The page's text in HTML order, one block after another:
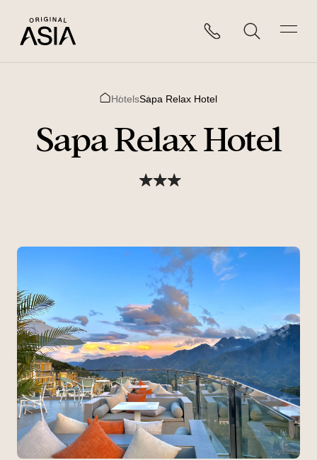
HotelsSapa Relax Hotel
Sapa Relax Hotel